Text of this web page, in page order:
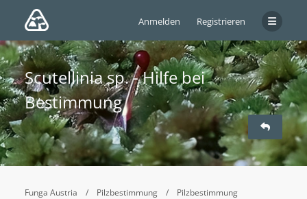
Anmelden Registrieren
Scutellinia sp. - Hilfe bei
Bestimmung
Funga Austria Pilzbestimmung Pilzbestimmung